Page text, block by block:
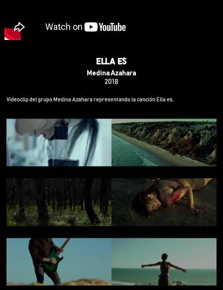
Ella es
Medina Azahara
2018
Videoclip del grupo Medina Azahara representando la canción Ella es.